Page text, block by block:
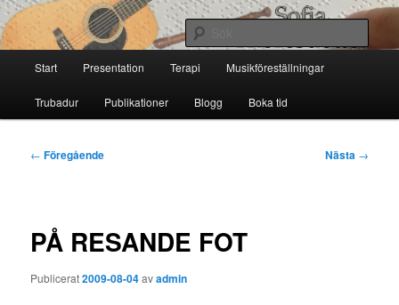
Hoppa
till
primärt
innehållSofia Thoresdotter
Start Presentation Terapi Musikföreställningar
Trubadur Publikationer Blogg Boka tid
Inläggsnavigering
← Föregående Nästa →
PÅ RESANDE FOT
Publicerat2009-08-04avadmin